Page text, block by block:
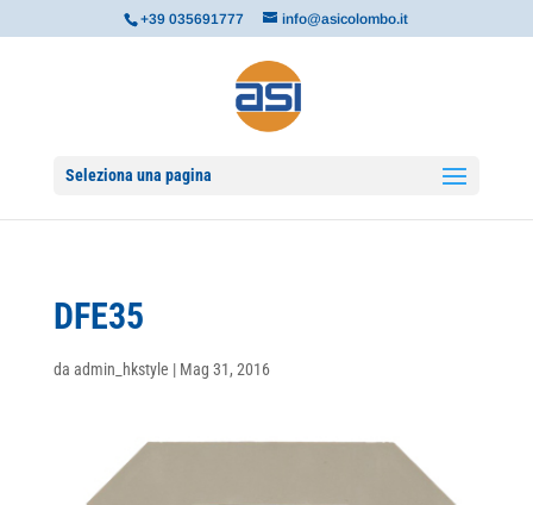
+39 035691777 info@asicolombo.it
Seleziona una pagina
DFE35
da admin_hkstyle | Mag 31, 2016